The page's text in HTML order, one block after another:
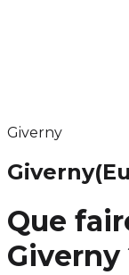
Giverny
Giverny
Que
Giverny